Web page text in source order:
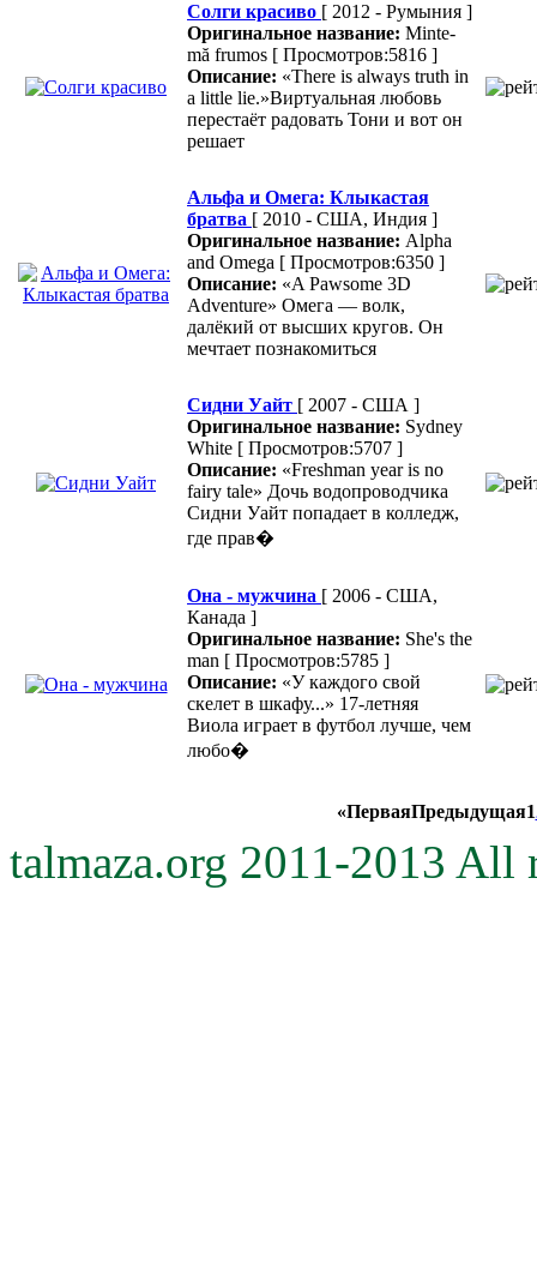
Солги красиво [ 2012 - Румыния ]
Оригинальное название: Minte-
mă frumos [ Просмотров:5816 ]
Описание: «There is always truth in
a little lie.»Виртуальная любовь
перестаёт радовать Тони и вот он
решает
Альфа и Омега: Клыкастая
братва [ 2010 - США, Индия ]
Оригинальное название: Alpha
and Omega [ Просмотров:6350 ]
Описание: «A Pawsome 3D
Adventure» Омега — волк,
далёкий от высших кругов. Он
мечтает познакомиться
Сидни Уайт [ 2007 - США ]
Оригинальное название: Sydney
White [ Просмотров:5707 ]
Описание: «Freshman year is no
fairy tale» Дочь водопроводчика
Сидни Уайт попадает в колледж,
где прав�
Она - мужчина [ 2006 - США,
Канада ]
Оригинальное название: She's the
man [ Просмотров:5785 ]
Описание: «У каждого свой
скелет в шкафу...» 17-летняя
Виола играет в футбол лучше, чем
любо�
«ПерваяПредыдущая1
talmaza.org 2011-2013 All